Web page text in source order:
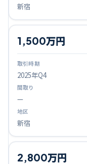
新宿
2025年Q4
1,500万円
—
新宿
2,800万円